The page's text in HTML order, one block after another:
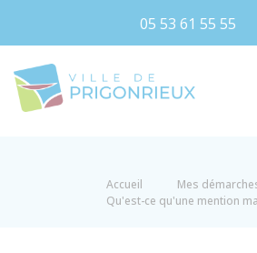
05 53 61 55 55
Accueil Mes
Qu'est-ce qu'une mention